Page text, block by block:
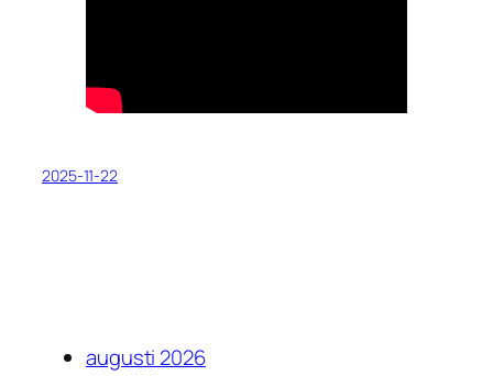
2025-11-22
augusti 2026